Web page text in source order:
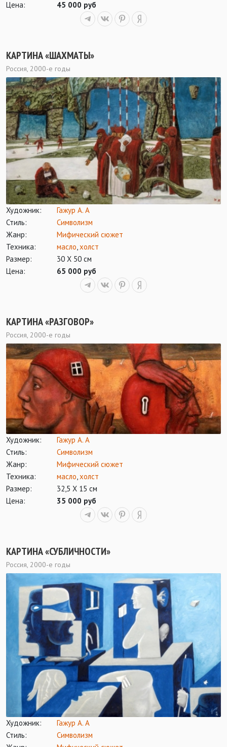
Цена:
45 000 руб
КАРТИНА «ШАХМАТЫ»
Россия, 2000-е годы
Художник:
Гажур А. А
Стиль:
Символизм
Жанр:
Мифический сюжет
Техника:
масло холст
Размер:
30 Х 50 см
Цена:
65 000 руб
КАРТИНА «РАЗГОВОР»
Россия, 2000-е годы
Художник:
Гажур А. А
Стиль:
Символизм
Жанр:
Мифический сюжет
Техника:
масло холст
Размер:
32,5 Х 15 см
Цена:
35 000 руб
КАРТИНА «СУБЛИЧНОСТИ»
Россия, 2000-е годы
Художник:
Гажур А. А
Стиль:
Символизм